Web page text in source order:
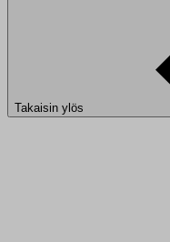
Takaisin ylös